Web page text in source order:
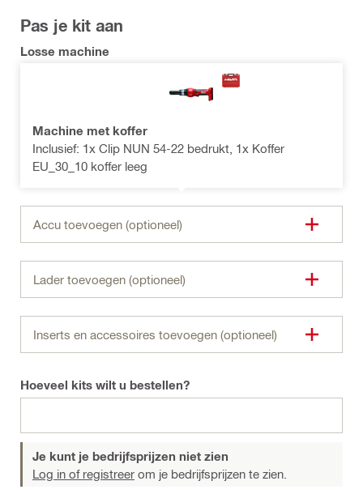
Pas je kit aan
Losse machine
Machine met koffer
Inclusief: 1x Clip NUN 54-22 bedrukt, 1x Koffer
EU_30_10 koffer leeg
Accu toevoegen (optioneel)
Lader toevoegen (optioneel)
Inserts en accessoires toevoegen (optioneel)
Hoeveel kits wilt u bestellen?
Je kunt je bedrijfsprijzen niet zien
Log in of registreer om je bedrijfsprijzen te zien.